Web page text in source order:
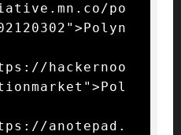
po
hackernoo
anotepad.